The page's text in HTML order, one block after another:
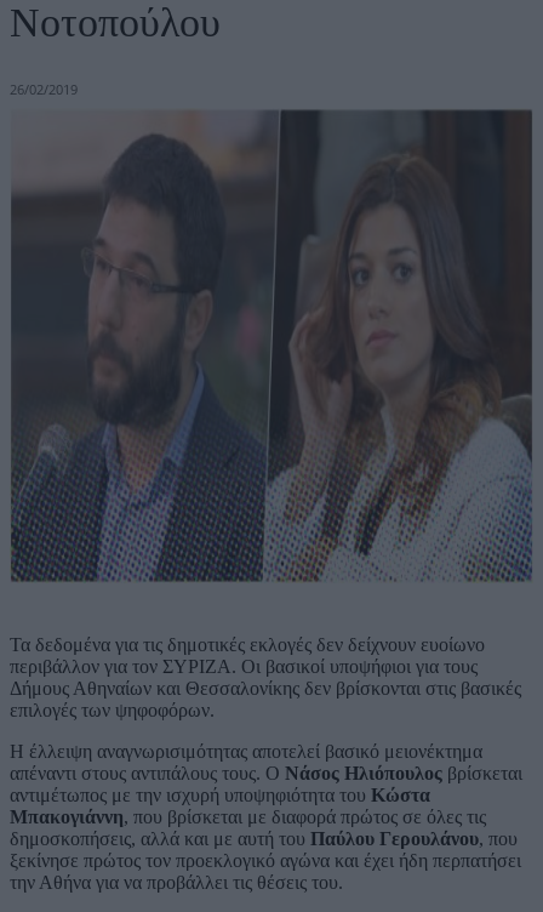
Νοτοπούλου
26/02/2019
Τα δεδομένα για τις δημοτικές εκλογές δεν δείχνουν ευοίωνο
περιβάλλον για τον ΣΥΡΙΖΑ. Οι βασικοί υποψήφιοι για τους
Δήμους Αθηναίων και Θεσσαλονίκης δεν βρίσκονται στις βασικές
επιλογές των ψηφοφόρων.
Η έλλειψη αναγνωρισιμότητας αποτελεί βασικό μειονέκτημα
απέναντι στους αντιπάλους τους. Ο Νάσος Ηλιόπουλος βρίσκεται
αντιμέτωπος με την ισχυρή υποψηφιότητα του Κώστα
Μπακογιάννη, που βρίσκεται με διαφορά πρώτος σε όλες τις
δημοσκοπήσεις, αλλά και με αυτή του Παύλου Γερουλάνου, που
ξεκίνησε πρώτος τον προεκλογικό αγώνα και έχει ήδη περπατήσει
την Αθήνα για να προβάλλει τις θέσεις του.